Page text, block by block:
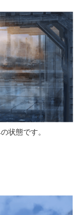
状態です。